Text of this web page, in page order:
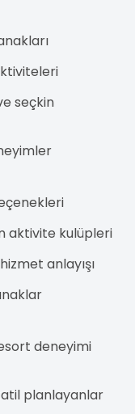
seçkin
aktivite kulüpleri
anlayışı
deneyimi
planlayanlar